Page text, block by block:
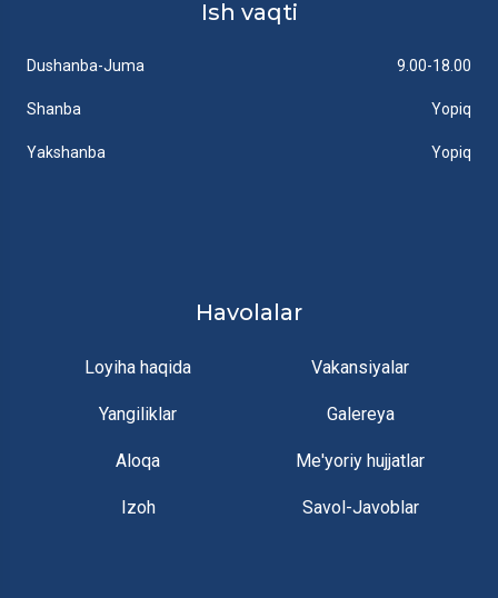
Ish vaqti
Dushanba-Juma 9.00-18.00
Shanba Yopiq
Yakshanba Yopiq
Havolalar
Loyiha haqida Vakansiyalar
Yangiliklar Galereya
Aloqa Me'yoriy hujjatlar
Izoh Savol-Javoblar